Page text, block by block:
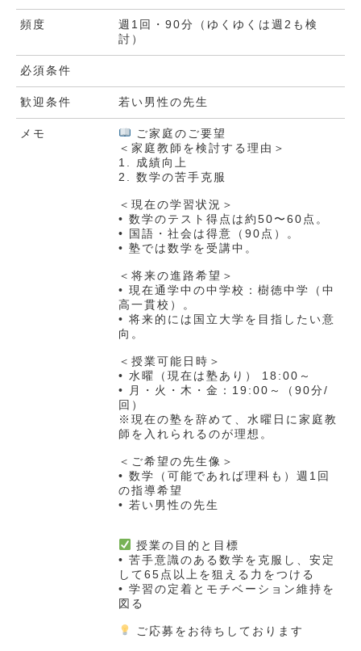
頻度
週1回・90分（ゆくゆくは週2も検
討）
必須条件
歓迎条件 若い男性の先生
メモ
ご家庭のご要望
＜家庭教師を検討する理由＞
1. 成績向上
2. 数学の苦手克服
＜現在の学習状況＞
• 数学のテスト得点は約50〜60点。
• 国語・社会は得意（90点）。
• 塾では数学を受講中。
＜将来の進路希望＞
• 現在通学中の中学校：樹徳中学（中
高一貫校）。
• 将来的には国立大学を目指したい意
向。
＜授業可能日時＞
• 水曜（現在は塾あり） 18:00～
• 月・火・木・金：19:00～（90分/
回）
※現在の塾を辞めて、水曜日に家庭教
師を入れられるのが理想。
＜ご希望の先生像＞
• 数学（可能であれば理科も）週1回
の指導希望
• 若い男性の先生
授業の目的と目標
• 苦手意識のある数学を克服し、安定
して65点以上を狙える力をつける
• 学習の定着とモチベーション維持を
図る
ご応募をお待ちしております